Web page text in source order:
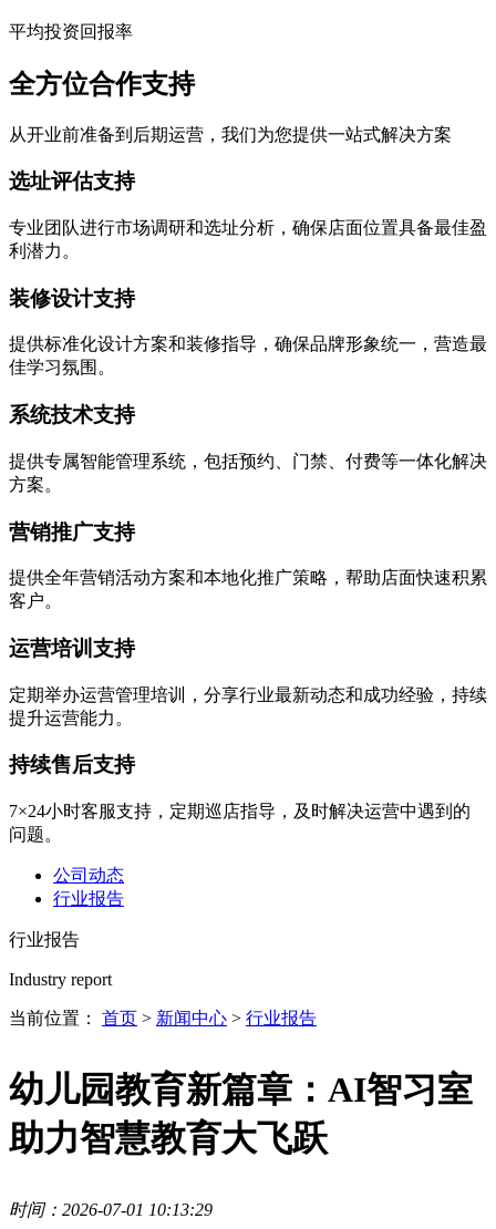
平均投资回报率
全方位合作支持
从开业前准备到后期运营，我们为您提供一站式解决方案
选址评估支持
专业团队进行市场调研和选址分析，确保店面位置具备最佳盈
利潜力。
装修设计支持
提供标准化设计方案和装修指导，确保品牌形象统一，营造最
佳学习氛围。
系统技术支持
提供专属智能管理系统，包括预约、门禁、付费等一体化解决
方案。
营销推广支持
提供全年营销活动方案和本地化推广策略，帮助店面快速积累
客户。
运营培训支持
定期举办运营管理培训，分享行业最新动态和成功经验，持续
提升运营能力。
持续售后支持
7×24小时客服支持，定期巡店指导，及时解决运营中遇到的
问题。
公司动态
行业报告
行业报告
Industry report
当前位置： 首页 > 新闻中心 > 行业报告
幼儿园教育新篇章：AI智习室
助力智慧教育大飞跃
时间：2026-07-01 10:13:29